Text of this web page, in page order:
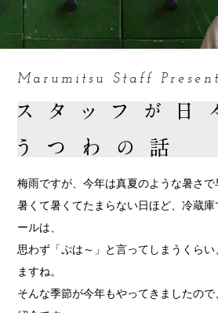
Marumitsu Staff
梅雨ですが、今年は真夏のような暑さで
暑くて暑くてたまらない日ほど、冷蔵
ールは、
思わず「ぷは～」と言ってしまうくらい
ますね。
そんな季節が今年もやってきましたの